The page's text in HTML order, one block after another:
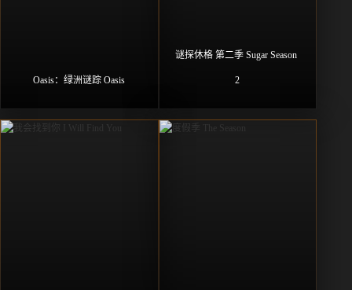
Oasis：绿洲谜踪 Oasis
谜探休格 第二季 Sugar Season
2